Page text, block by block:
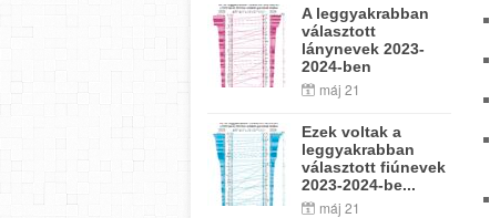
A leggyakrabban
választott
lánynevek 2023-
2024-ben
máj 21
Ezek voltak a
leggyakrabban
választott fiúnevek
2023-2024-be...
máj 21